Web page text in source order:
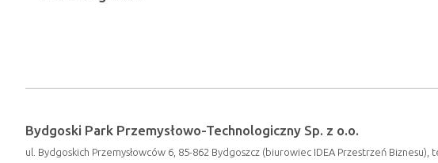
Bydgoski Park Przemysłowo-Technologiczny Sp. z o.o.
ul. Bydgoskich Przemysłowców 6, 85-862 Bydgoszcz (biurowiec IDEA Przestrzeń Biznesu),